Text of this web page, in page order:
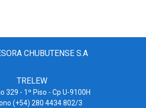
CHUBUTENSE S.A
TRELEW
329 - 1º Piso - Cp U-9100H
(+54) 280 4434 802/3